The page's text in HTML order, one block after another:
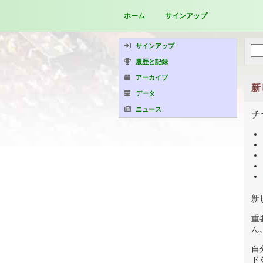
ホーム サインアップ
サインアップ
履歴と記録
アーカイブ
データ
ニュース
新
チ
新
重
ん。
自